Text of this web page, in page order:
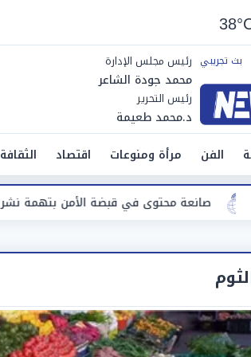
رئيس مجلس الإدارة
محمد جودة الشاعر
رئيس التحرير
د.محمد طعيمة
الفن مرأة ومنوعات اقتصاد الثقافة
الأمن بتهمة نشر فيديوهات خادشة للحياء